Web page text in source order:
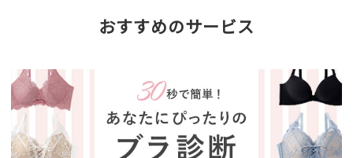
おすすめのサービス